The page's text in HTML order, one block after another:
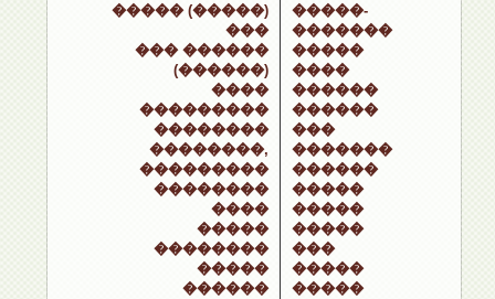
����� (�����)
���
��� ������
(������)
����
���������
��������
��������,
���������
��������
����
�����
��������
�����
������
�����-
�������
�����
����
������
������
���
�������
������
�����
�����
�����
���
�����
�����